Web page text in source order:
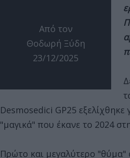
Από τον
Θοδωρή Ξύδη
23/12/2025
Desmosedici GP25 εξελίχθηκε
"μαγικά" που έκανε το 2024
Πρώτο και μεγαλύτερο "θύμα"